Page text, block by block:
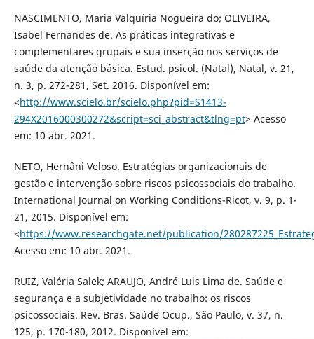
NASCIMENTO, Maria Valquíria Nogueira do; OLIVEIRA,
Isabel Fernandes de. As práticas integrativas e
complementares grupais e sua inserção nos serviços de
saúde da atenção básica. Estud. psicol. (Natal), Natal, v. 21,
n. 3, p. 272-281, Set. 2016. Disponível em:
<http://www.scielo.br/scielo.php?pid=S1413-
294X2016000300272&script=sci_abstract&tlng=pt> Acesso
em: 10 abr. 2021.
NETO, Hernâni Veloso. Estratégias organizacionais de
gestão e intervenção sobre riscos psicossociais do trabalho.
International Journal on Working Conditions-Ricot, v. 9, p. 1-
21, 2015. Disponível em:
<https://www.researchgate.net/publication/
Acesso em: 10 abr. 2021.
RUIZ, Valéria Salek; ARAUJO, André Luis Lima de. Saúde e
segurança e a subjetividade no trabalho: os riscos
psicossociais. Rev. Bras. Saúde Ocup., São Paulo, v. 37, n.
125, p. 170-180, 2012. Disponível em: